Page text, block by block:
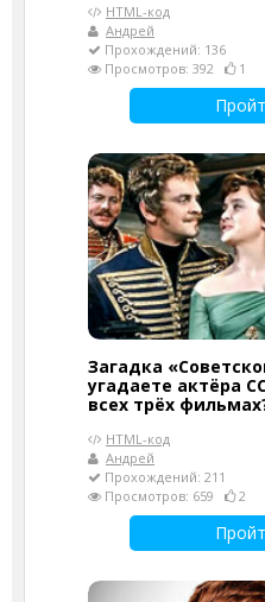
HTML-код
Андрей
Прохождений: 136
Просмотров: 392
1
Загадка
угадаете актёра
всех трёх
HTML-код
Андрей
Прохождений: 211
Просмотров: 659
2